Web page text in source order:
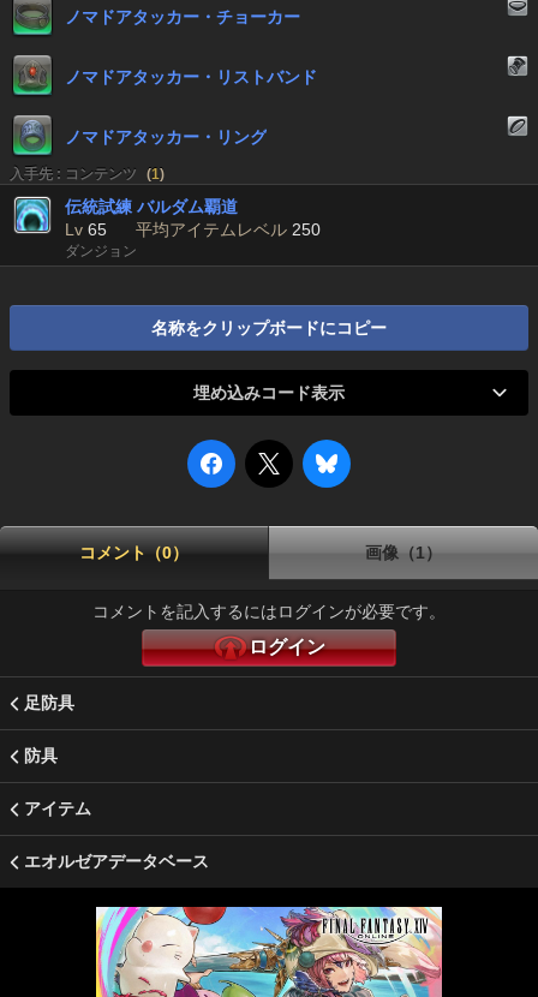
ノマドアタッカー・チョーカー
ノマドアタッカー・リストバンド
ノマドアタッカー・リング
入手先 : コンテンツ (1)
伝統試練 バルダム覇道
Lv 65 平均アイテムレベル 250
ダンジョン
名称をクリップボードにコピー
埋め込みコード表示
コメント（0） 画像（1）
コメントを記入するにはログインが必要です。
ログイン
足防具
防具
アイテム
エオルゼアデータベース